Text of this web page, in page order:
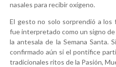
nasales para recibir oxígeno.
El gesto no solo sorprendió a
fue interpretado como un signo
la antesala de la Semana Santa.
confirmado aún si el pontífice
tradicionales ritos de la Pasión,